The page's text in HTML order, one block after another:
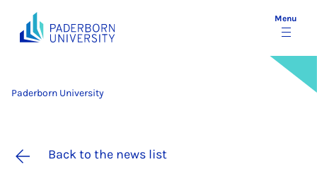
Menu
Paderborn University
Back to the news list